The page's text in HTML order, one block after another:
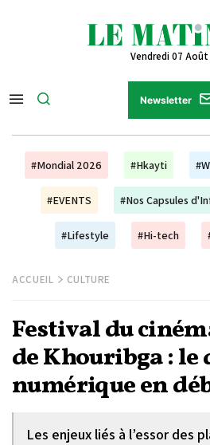
Vendredi 07
Newsletter
#Mondial 2026 #Hkayti
#EVENTS #Nos Capsules
#Lifestyle #Hi-tech
ACCUEIL CULTURE
Festival du
de Khouribga : le
numérique en
Les enjeux liés à l’essor des